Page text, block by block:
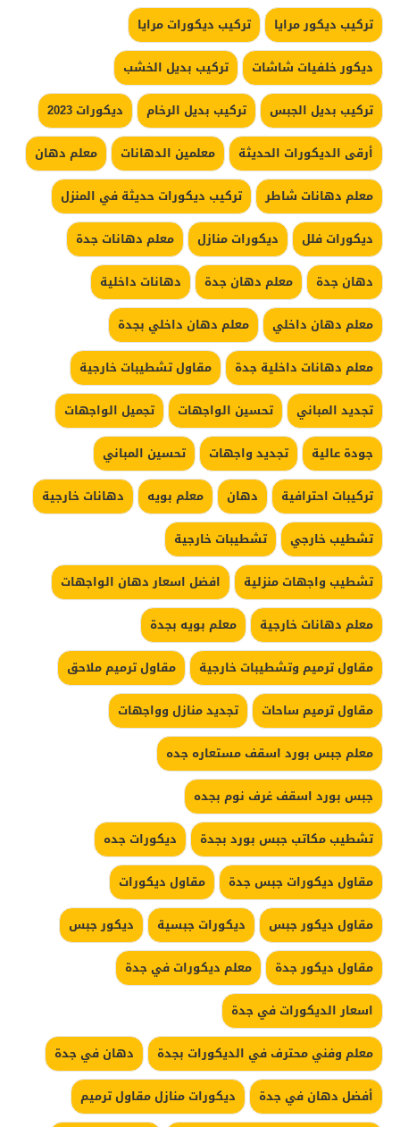
تركيب ديكور مرايا
تركيب ديكورات مرايا
ديكور خلفيات شاشات
تركيب بديل الخشب
تركيب بديل الجبس
تركيب بديل الرخام
ديكورات 2023
أرقى الديكورات الحديثة
معلمين الدهانات
معلم دهان
معلم دهانات شاطر
تركيب ديكورات حديثة في المنزل
ديكورات فلل
ديكورات منازل
معلم دهانات جدة
دهان جدة
معلم دهان جدة
دهانات داخلية
معلم دهان داخلي
معلم دهان داخلي بجدة
معلم دهانات داخلية جدة
مقاول تشطيبات خارجية
تجديد المباني
تحسين الواجهات
تجميل الواجهات
جودة عالية
تجديد واجهات
تحسين المباني
تركيبات احترافية
دهان معلم بويه
دهانات خارجية
تشطيب خارجي
تشطيبات خارجية
تشطيب واجهات منزلية
افضل اسعار دهان الواجهات
معلم دهانات خارجية
معلم بويه بجدة
مقاول ترميم وتشطيبات خارجية
مقاول ترميم ملاحق
مقاول ترميم ساحات
تجديد منازل وواجهات
معلم جبس بورد اسقف مستعاره جده
جبس بورد اسقف غرف نوم بجده
تشطيب مكاتب جبس بورد بجدة
ديكورات جده
مقاول ديكورات جبس جدة
مقاول ديكورات
مقاول ديكور جبس
ديكورات جبسية
ديكور جبس
مقاول ديكور جدة
معلم ديكورات في جدة
اسعار الديكورات في جدة
معلم وفني محترف في الديكورات بجدة
دهان في جدة
أفضل دهان في جدة
ديكورات منازل مقاول ترميم